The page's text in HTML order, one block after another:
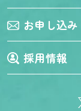
お申し込
採用情報